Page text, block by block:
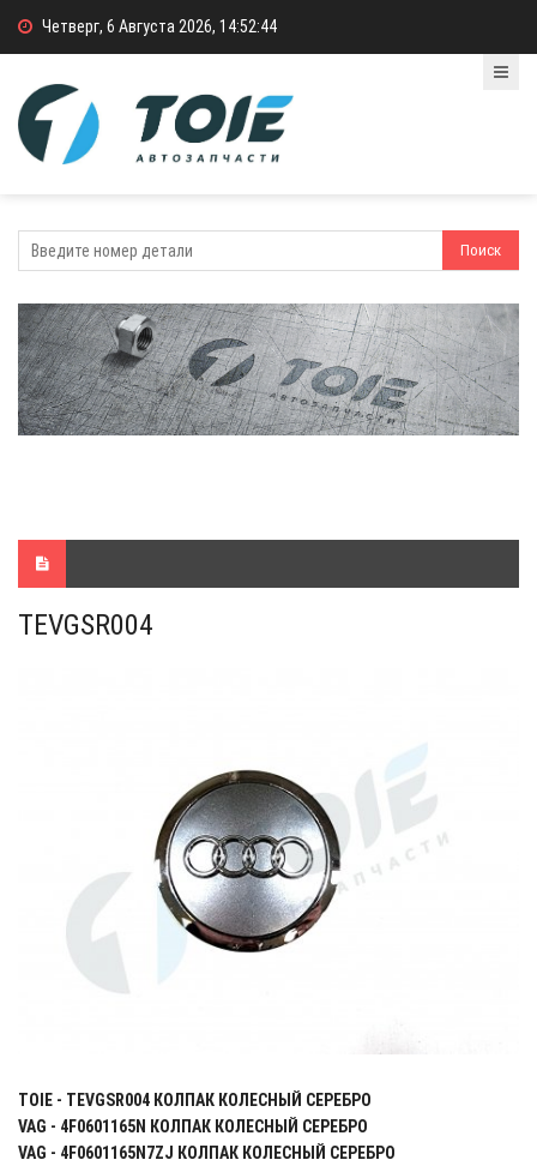
Четверг, 6 Августа 2026, 14:52:44
TEVGSR004
TOIE - TEVGSR004 КОЛПАК КОЛЕСНЫЙ СЕРЕБРО
VAG - 4F0601165N КОЛПАК КОЛЕСНЫЙ СЕРЕБРО
VAG - 4F0601165N7ZJ КОЛПАК КОЛЕСНЫЙ СЕРЕБРО